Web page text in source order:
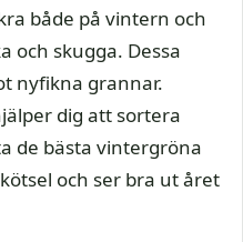
både på vintern och
och skugga. Dessa
nyfikna grannar.
dig att sortera
de bästa vintergröna
och ser bra ut året